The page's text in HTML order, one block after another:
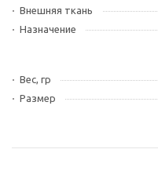
Внешняя ткань
Назначение
Вес, гр
Размер